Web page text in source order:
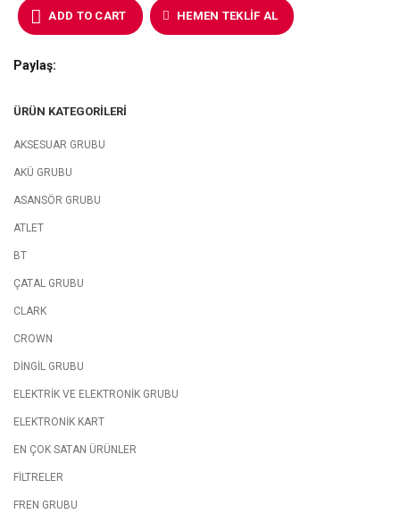
ADD TO CART HEMEN TEKLIF AL
Paylaş
ÜRÜN KATEGORILERI
AKSESUAR GRUBU
AKÜ GRUBU
ASANSÖR GRUBU
ATLET
BT
ÇATAL GRUBU
CLARK
CROWN
DİNGİL GRUBU
ELEKTRİK VE ELEKTRONİK GRUBU
ELEKTRONİK KART
EN ÇOK SATAN ÜRÜNLER
FİLTRELER
FREN GRUBU